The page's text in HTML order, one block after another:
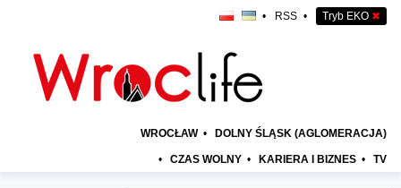
• RSS • Tryb EKO ✖
WROCŁAW • DOLNY ŚLĄSK (AGLOMERACJA)
• CZAS WOLNY • KARIERA I BIZNES • TV